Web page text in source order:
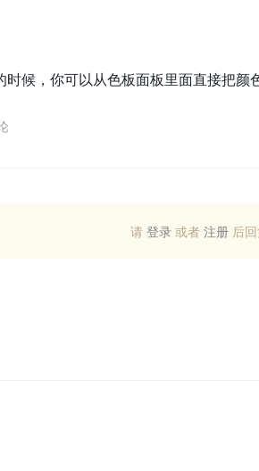
候，你可以从色板面板里面直接把颜
请 登录 或者 注册 后回